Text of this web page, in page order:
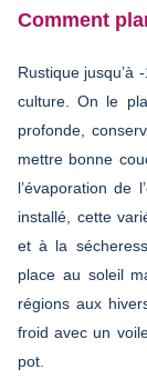
Comment
Rustique jusqu’à
culture. On le
profonde,
mettre bonne
l’évaporation de
installé, cette
et à la
place au soleil
régions aux
froid avec un
pot.